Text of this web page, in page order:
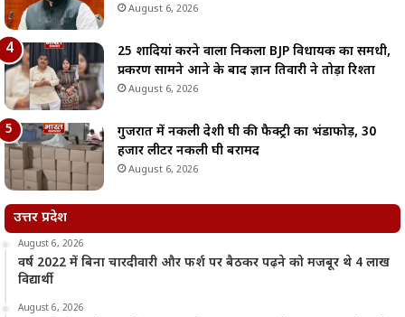
August 6, 2026
25 शादियां करने वाला निकला BJP विधायक का समधी,
प्रकरण सामने आने के बाद ज्ञान तिवारी ने तोड़ा रिश्ता
August 6, 2026
गुजरात में नकली देशी घी की फैक्ट्री का भंडाफोड़, 30
हजार लीटर नकली घी बरामद
August 6, 2026
उत्तर प्रदेश
August 6, 2026
वर्ष 2022 में बिना चारदीवारी और फर्श पर बैठकर पढ़ने को मजबूर थे 4 लाख
विद्यार्थी
August 6, 2026